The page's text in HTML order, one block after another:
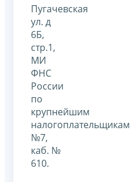
Пугачевская
ул. д
6Б,
стр.1,
МИ
ФНС
России
по
крупнейшим
налогоплательщикам
№7,
каб. №
610.